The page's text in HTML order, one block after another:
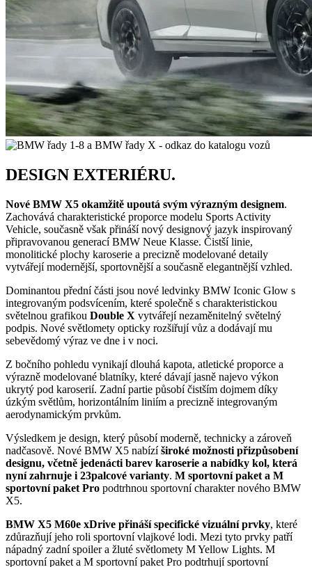
DESIGN EXTERIÉRU.
Nové BMW X5 okamžitě upoutá svým výrazným designem.
Zachovává charakteristické proporce modelu Sports Activity
Vehicle, současně však přináší nový designový jazyk inspirovaný
připravovanou generací BMW Neue Klasse. Čistší linie,
monolitické plochy karoserie a precizně modelované detaily
vytvářejí modernější, sportovnější a současně elegantnější vzhled.
Dominantou přední části jsou nové ledvinky BMW Iconic Glow s
integrovaným podsvícením, které společně s charakteristickou
světelnou grafikou Double X vytvářejí nezaměnitelný světelný
podpis. Nové světlomety opticky rozšiřují vůz a dodávají mu
sebevědomý výraz ve dne i v noci.
Z bočního pohledu vynikají dlouhá kapota, atletické proporce a
výrazně modelované blatníky, které dávají jasně najevo výkon
ukrytý pod karoserií. Zadní partie působí čistším dojmem díky
úzkým světlům, horizontálním liniím a precizně integrovaným
aerodynamickým prvkům.
Výsledkem je design, který působí moderně, technicky a zároveň
nadčasově. Nové BMW X5 nabízíširoké možnosti přizpůsobení
designu, včetně jedenácti barev karoserie a nabídky kol, která
nyní zahrnuje i 23palcové varianty. M sportovní paket a M
sportovní paket Pro podtrhnou sportovní charakter nového BMW
X5.
BMW X5 M60e xDrive přináší specifické vizuální prvky, které
zdůrazňují jeho roli sportovní vlajkové lodi. Mezi tyto prvky patří
nápadný zadní spoiler a žluté světlomety M Yellow Lights. M
sportovní paket a M sportovní paket Pro podtrhují sportovní